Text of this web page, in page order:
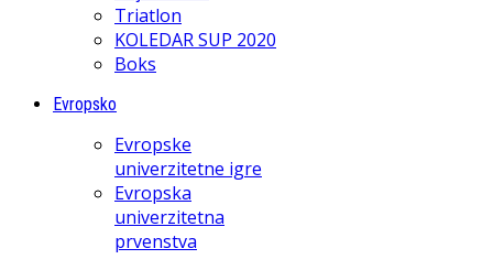
Triatlon
KOLEDAR SUP 2020
Boks
Evropsko
Evropske
univerzitetne igre
Evropska
univerzitetna
prvenstva